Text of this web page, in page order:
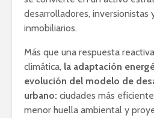
desarrolladores, inversionistas
inmobiliarios.
Más que una respuesta
climática, la adaptación
evolución del modelo de
urbano: ciudades más
menor huella ambiental y